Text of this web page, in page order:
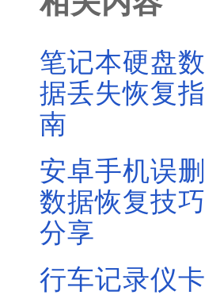
笔记本硬盘数
据丢失恢复指
南
安卓手机误删
数据恢复技巧
分享
行车记录仪卡